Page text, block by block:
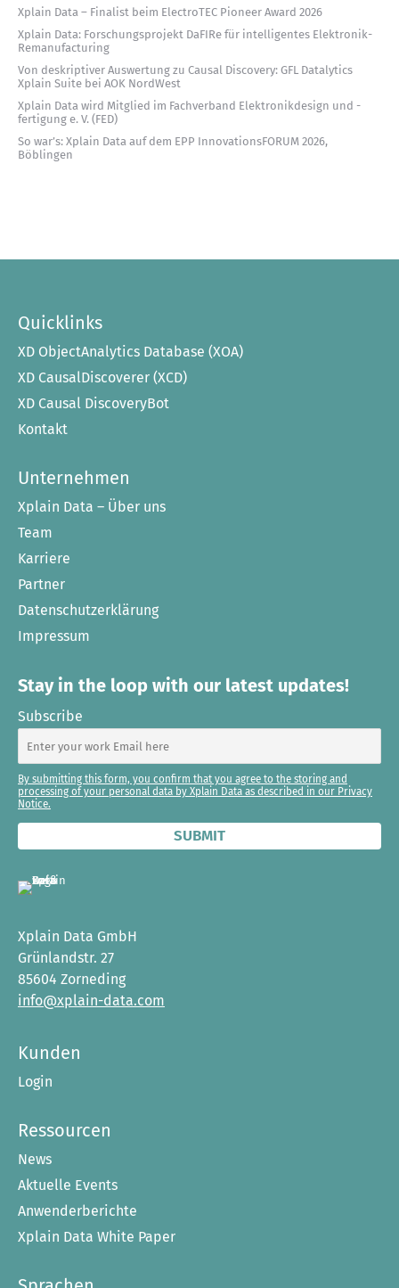
Xplain Data – Finalist beim ElectroTEC Pioneer Award 2026
Xplain Data: Forschungsprojekt DaFIRe für intelligentes Elektronik-
Remanufacturing
Von deskriptiver Auswertung zu Causal Discovery: GFL Datalytics
Xplain Suite bei AOK NordWest
Xplain Data wird Mitglied im Fachverband Elektronikdesign und -
fertigung e. V. (FED)
So war’s: Xplain Data auf dem EPP InnovationsFORUM 2026,
Böblingen
Quicklinks
XD ObjectAnalytics Database (XOA)
XD CausalDiscoverer (XCD)
XD Causal DiscoveryBot
Kontakt
Unternehmen
Xplain Data – Über uns
Team
Karriere
Partner
Datenschutzerklärung
Impressum
Stay in the loop with our latest updates!
Subscribe
By submitting this form, you confirm that you agree to the storing and
processing of your personal data by Xplain Data as described in our Privacy
Notice.
Xplain Data GmbH
Grünlandstr. 27
85604 Zorneding
info@xplain-data.com
Kunden
Login
Ressourcen
News
Aktuelle Events
Anwenderberichte
Xplain Data White Paper